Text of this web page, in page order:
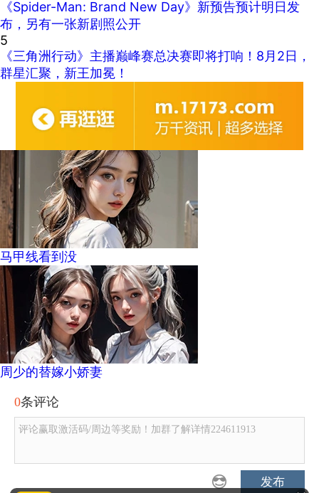
《Spider-Man: Brand New Day》新预告预计明日发
布，另有一张新剧照公开
5
《三角洲行动》主播巅峰赛总决赛即将打响！8月2日，
群星汇聚，新王加冕！
马甲线看到没
周少的替嫁小娇妻
0条评论
评论赢取激活码/周边等奖励！加群了解详情224611913
发布